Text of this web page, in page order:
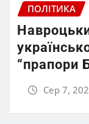
ПОЛІТИКА
“прапори
Сер 7,